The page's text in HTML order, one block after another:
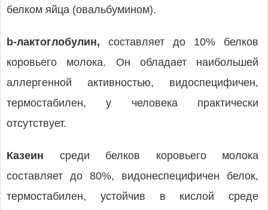
белком яйца (овальбумином).
b-лактоглобулин, составляет до 10% белков
коровьего молока. Он обладает наибольшей
аллергенной активностью, видоспецифичен,
термостабилен, у человека практически
отсутствует.
Казеин среди белков коровьего молока
составляет до 80%, видонеспецифичен белок,
термостабилен, устойчив в кислой среде